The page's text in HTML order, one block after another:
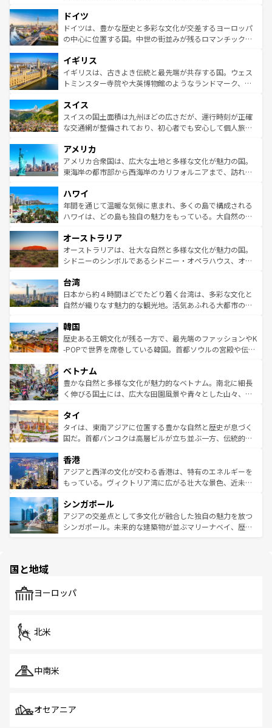
せる。地方によって風土や気候が異なるスペインはその個
性で訪れる人を魅了する。 なお、新着のスペイン情報は コ
ンテンツ一覧を参照してほしい。
で、幅広い魅力が詰まっている。華麗な宮殿、歴史的な大
聖堂、美しいビーチ、そして豊かな自然が、訪れる者を心
から魅了する。また、フランスは美食の国としても知ら
いる。シャンパンの発祥地であるランス、プロヴァンスの
香り高いラベンダー畑など、多彩な楽しみ方が可能だ。さ
らに、パリ以外の地域にも魅力が溢れており、どの街角に
れる地方に足を運ぶとそれぞれで全く異なる文化を体験で
きるだろう。 なお、新着のフランス情報はコンテンツ一覧
を参照してほしい。
ドイツ
ドイツは、豊かな歴史と多彩な文化が交差するヨーロッパ
の中心に位置する国。中世の街並みが残るロマンチック街
顔を持つこの国は、どこを歩いても飽きることがない。ベ
ルリンの文化的活気、バイエルン州のアルプスの絶景、そ
してライン川沿いのワイン畑といった風景は必見。ビール
は、お酒好きな人にはぜひ体験してほしい。 なお、新着の
ドイツ情報はコンテンツ一覧を参照してほしい。
イギリス
イギリスは、古きよき伝統と最先端が共存する国。ウェス
トミンスター寺院や大英博物館のようなランドマーク、歴
リアごとに異なる魅力がある。また、優雅なアフタヌーン
ティー、ビール好きにはたまらない英国パブ、サッカー観
戦など、本場だからこそできる体験も豊富。イギリスを旅
ンツ一覧を参照してほしい。
スイス
スイスの国土面積は九州ほどの広さだが、運行時刻が正確
な交通網が整備されており、初心者でも安心して個人旅行
の建物がそのまま残る町や、スイスならではのユニークな
博物館もあり、アルプス観光だけでなく町歩きも満喫する
ことができる。国民の所得が高いため物価も高いが、旅行
ば市内交通費無料で観光を楽しむこともできる。 なお、新
着のスイス情報はコンテンツ一覧 を参照してほしい。
アメリカ
アメリカ合衆国は、広大な土地と多様な文化が魅力の国。
東海岸の都市部から西海岸のカリフォルニアまで、訪れる
のような巨大都市は、観光、ショッピング、エンターテイ
ンメントが詰まった刺激的なスポットだ。一方、アメリカ
西部には大自然が広がり、グランドキャニオンやイエロー
部のニューオーリンズでは、音楽と美食が融合した独特の
文化が魅力。旅行者はアメリカの各地域で異なる魅力を楽
しみながら、その多様性と豊かな歴史を感じることができ
ならではの贅沢な旅のスタイルだ。 なお、新着のアメリカ
情報はコンテンツ一覧を参照してほしい。
ハワイ
年間を通じて温暖な気候に恵まれ、多くの島で構成される
ハワイは、どの島も独自の魅力をもっている。大自然の神
ワイ島は見逃せない。また、定番の観光地といえばオアフ
島だが、静かな自然を求めるならマウイ島やカウアイ島が
おすすめ。エメラルドグリーンに輝く海をはじめ、豊かな
れるおもてなしの心で訪れる人々を迎えてくれるハワイの
人々、おいしいローカルフードやハワイアンミュージッ
ク、伝統的なフラダンスなど、すべてがハワイの魅力を彩
ワイを、存分に味わってほしい。 なお、新着のハワイ情報
はコンテンツ一覧を参照してほしい。
オーストラリア
オーストラリアは、壮大な自然と多様な文化が魅力の国。
シドニーのシンボルであるシドニー・オペラハウス、オー
リアリーフや大陸中央部にそびえるウルル（エアーズロッ
ク）、タスマニアの美しい原生林やケアンズの熱帯雨林な
ど、見どころがたくさん。また、カフェやワイン、オージ
いる。アクティビティも充実しており、サーフィンやダイ
ビング、ハイキングなど、アウトドア好きにはたまらな
い。オーストラリアの多彩な魅力を存分に味わいつくそ
参照してほしい。
台湾
日本から約４時間ほどでたどり着く台湾は、多彩な文化と
自然が織りなす魅力的な観光地。活気あふれる大都市の台
ン）、静ひつな山岳地帯である台湾東部など、都市の喧騒
と山間の静けさが共存しており、訪れる人に新しい発見と
驚きをもたらしてくれる。また、奥深い台湾の食文化も魅
容にもいいと評判のスイーツなど、バラエティ豊かな料理
が味わえる。 なお、新着の台湾情報は コンテンツ一覧を参
照してほしい。
韓国
歴史ある王朝文化が残る一方で、最先端のファッションやK
-POPで世界を席巻している韓国。首都ソウルの宮殿や伝統
き、地方に足を延ばせば四季折々の自然美を楽しむことが
できる。そして、キムチや焼肉、絶品のストリートフード
まで、さまざまな韓国料理が待っている。夜には、韓国な
リティに包まれながら、韓国の多彩な魅力を心ゆくまで味
わってみてほしい。 なお、新着の韓国情報はコンテンツ一
覧を参照してほしい。
ベトナム
豊かな自然と多様な文化が魅力的なベトナム。南北に細長
く伸びる国土には、広大な田園風景や青々とした山々、世
急速な発展と共に伝統が息づく。ハノイの古い町並みやホ
ーチミン市のフランス統治時代の建物も、独特の雰囲気を
醸し出している。また、バラエティの豊かさとおいしさで
とつ。フォーやバインミー、ベトナムコーヒーなどは、ぜ
ひ現地で味わいたい。どの地域を訪れてもあたたかい人々
が旅行者を迎えてくれるので、きっと忘れられない旅にな
参照してほしい。
タイ
タイは、東南アジアに位置する豊かな自然と歴史が息づく
国だ。首都バンコクは高層ビルが立ち並ぶ一方、伝統的な
の活気が交差している。北部ではチェンマイなどの山岳地
帯で自然と触れ合い、南部ではプーケットやクラビの美し
いビーチでリゾート気分を楽しむことができる。タイ料理
激する。気候は一年中温暖で、どの季節にも異なる楽しみ
が待っている。親しみやすいタイの人々、仏教を中心とし
た文化、そして多様な観光資源が、訪れる旅人を魅了し続
香港
アジアと西洋の文化が交わる香港は、特有のエネルギーを
もっている。ヴィクトリア湾に広がる壮大な景色、近未来
み、どこを訪れても感動するはず。観光スポットが密集し
ており、効率よく見どころを回れるのも魅力。息をのむよ
うな絶景から文化的な体験まで、香港を存分に楽しみ尽く
シンガポール
アジアの交差点として多文化が融合した独自の魅力を放つ
シンガポール。未来的な建築物が並ぶマリーナベイ、歴史
で、ホーカーズは地元の風情を楽しめる外せないスポット
国と地域
ヨーロッパ
北米
中南米
オセアニア